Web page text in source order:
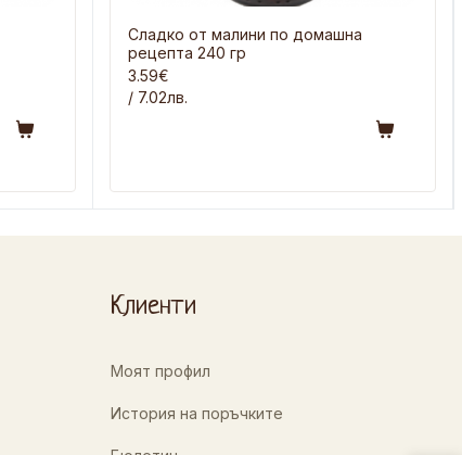
Сладко от малини по домашна
рецепта 240 гр
3.59€
/ 7.02лв.
Клиенти
Моят профил
История на поръчките